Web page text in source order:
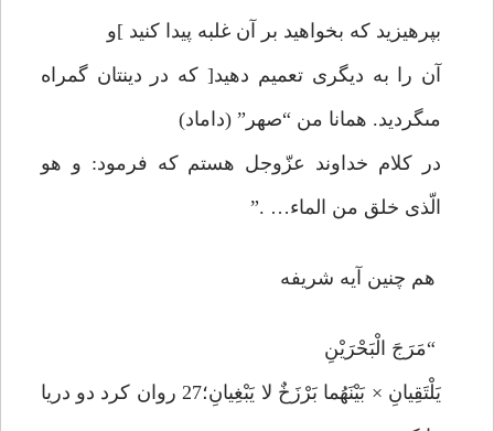
بپرهيزيد كه بخواهيد بر آن غلبه پيدا كنيد ]و
آن را به ديگرى تعميم دهيد[ كه در دينتان گمراه
مى‏گرديد. همانا من “صهر” (داماد)
در كلام خداوند عزّوجل هستم كه فرمود: و هو
الّذى خلق من الماء… .”
هم چنين آيه شريفه
“مَرَجَ الْبَحْرَيْنِ
يَلْتَقِيانِ × بَيْنَهُما بَرْزَخٌ لا يَبْغِيانِ؛27 روان كرد دو دريا